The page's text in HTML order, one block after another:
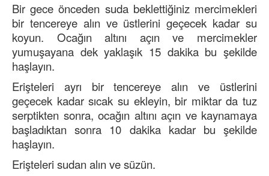
Bir gece önceden suda beklettiğiniz mercimekleri
bir tencereye alın ve üstlerini geçecek kadar su
koyun. Ocağın altını açın ve mercimekler
yumuşayana dek yaklaşık 15 dakika bu şekilde
haşlayın.
Erişteleri ayrı bir tencereye alın ve üstlerini
geçecek kadar sıcak su ekleyin, bir miktar da tuz
serptikten sonra, ocağın altını açın ve kaynamaya
başladıktan sonra 10 dakika kadar bu şekilde
haşlayın.
Erişteleri sudan alın ve süzün.